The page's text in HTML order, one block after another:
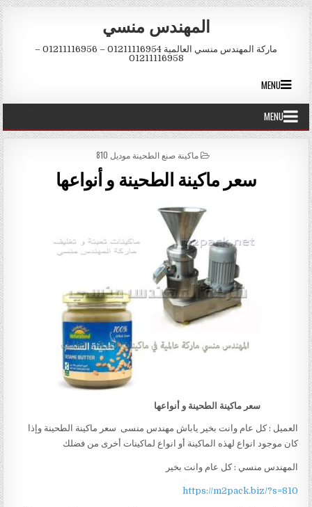
Skip to content
المهندس منسي
ماركة المهندس منسي العالمية 01211116954 – 01211116956 –
01211116958
MENU
MENU
POSTED IN
ماكينة صنع الطحينة موديل 810
سعر ماكينة الطحينة و أنواعها
سعر ماكينة الطحينة و أنواعها
العميل : كل عام وانت بخير ياباش مهندس منسى سعر ماكينة الطحينة وإذا
كان موجود انواع لهذه الماكينة أو انواع لماكينات أخرى من فضلك
المهندس منسي : كل عام وانت بخير
https://m2pack.biz/?s=810